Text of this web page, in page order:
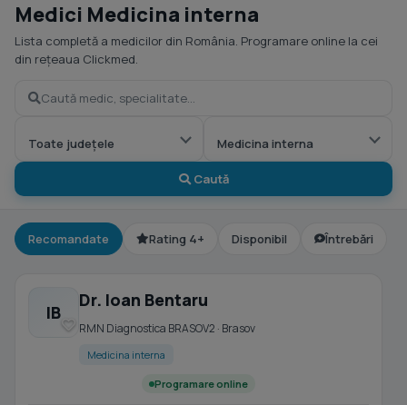
Medici Medicina interna
Lista completă a medicilor din România. Programare online la cei
din rețeaua Clickmed.
Caută
Recomandate Rating 4+ Disponibil Întrebări
IB
Dr. Ioan Bentaru
RMN Diagnostica BRASOV2 · Brasov
Medicina interna
Programare online